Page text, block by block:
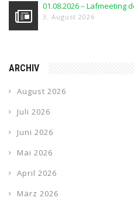
01.08.2026 – Lafmeeting
3. August 2026
ARCHIV
August 2026
Juli 2026
Juni 2026
Mai 2026
April 2026
März 2026